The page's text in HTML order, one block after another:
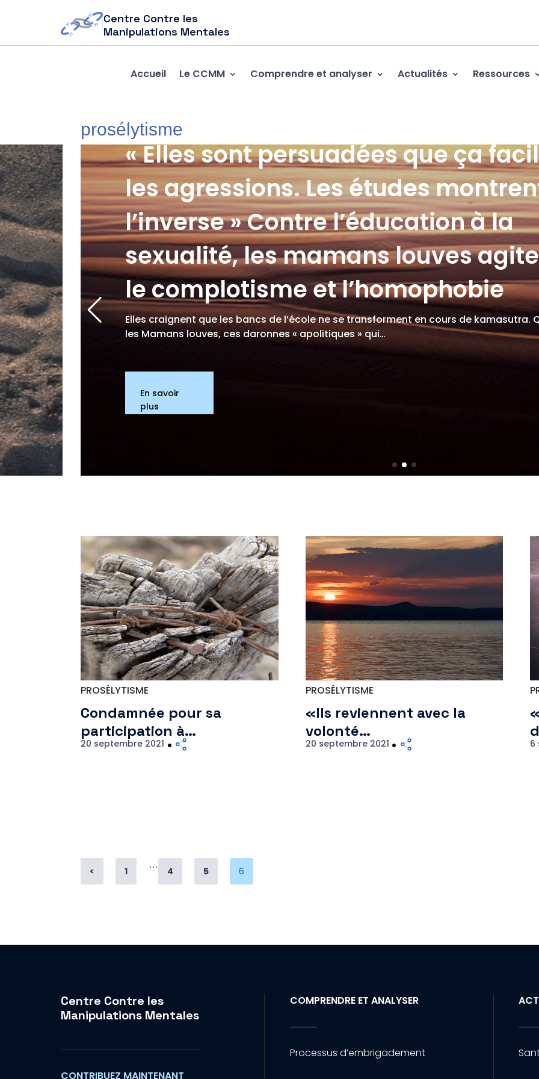
Centre Contre les
Manipulations Mentales
Accueil Le CCMM Comprendre et analyser Actualités Ressources
prosélytisme
« Elles sont persuadées que ça
les agressions. Les études
l’inverse » Contre l’éducation à la
sexualité, les mamans louves
le complotisme et l’homophobie
Elles craignent que les bancs de l’école ne se transforment en cours de kamasutra.
les Mamans louves, ces daronnes « apolitiques » qui…
En savoir
plus
PROSÉLYTISME
Condamnée pour sa
participation à…
20 septembre 2021
PROSÉLYTISME
«Ils reviennent avec la
volonté…
20 septembre 2021 6
< Page
1
…
Page
4 Page
5 Page
6
Centre Contre les
Manipulations Mentales
CONTRIBUEZ MAINTENANT
COMPRENDRE ET ANALYSER
Processus d’embrigadement